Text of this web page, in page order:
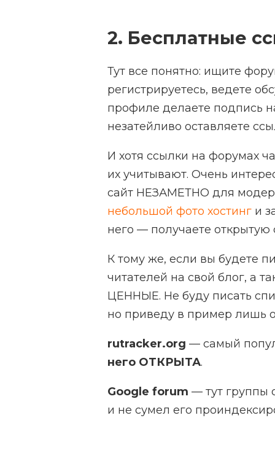
2. Бесплатные
Тут все понятно: ищите
регистрируетесь, ведете
профиле делаете подпись
незатейливо оставляете
И хотя ссылки на форумах
их учитывают. Очень
сайт НЕЗАМЕТНО для
небольшой фото хостинг и
него — получаете открытую
К тому же, если вы будете
читателей на свой блог, а
ЦЕННЫЕ. Не буду писать
но приведу в пример лишь
rutracker.org — самый
него ОТКРЫТА.
Google forum — тут группы
и не сумел его